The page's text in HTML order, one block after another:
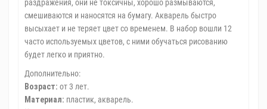
раздражения, они не токсичны, хорошо размываются,
смешиваются и наносятся на бумагу. Акварель быстро
высыхает и не теряет цвет со временем. В набор вошли 12
часто используемых цветов, с ними обучаться рисованию
будет легко и приятно.
Дополнительно:
Возраст: от 3 лет.
Материал: пластик, акварель.